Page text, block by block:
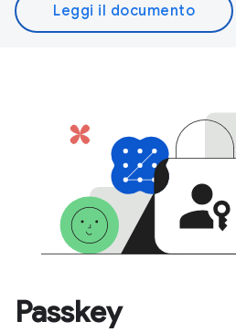
Leggi il documento
Passkey